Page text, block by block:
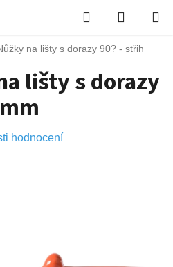
Hledat
KOŠÍK
na lišty s dorazy 90? - střih
lišty s dorazy
hodnocení